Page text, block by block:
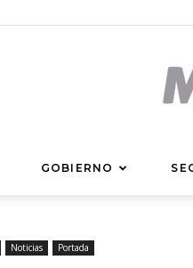
GOBIERNO
Noticias Portada